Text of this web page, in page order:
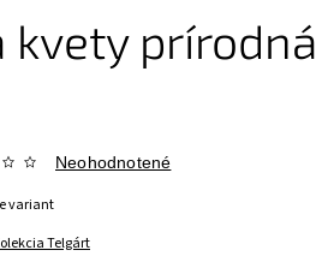
kvety prírodná
Telgárt
Neohodnotené
variant